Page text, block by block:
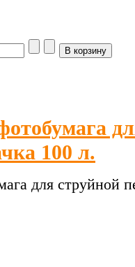
100 л.
для струйной